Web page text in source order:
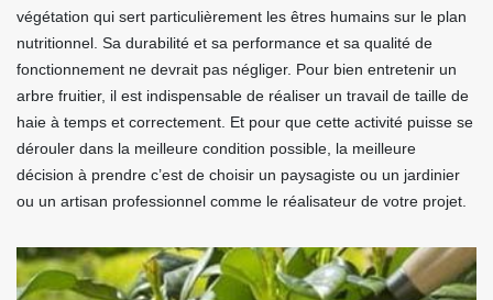
végétation qui sert particulièrement les êtres humains sur le plan
nutritionnel. Sa durabilité et sa performance et sa qualité de
fonctionnement ne devrait pas négliger. Pour bien entretenir un
arbre fruitier, il est indispensable de réaliser un travail de taille de
haie à temps et correctement. Et pour que cette activité puisse se
dérouler dans la meilleure condition possible, la meilleure
décision à prendre c’est de choisir un paysagiste ou un jardinier
ou un artisan professionnel comme le réalisateur de votre projet.